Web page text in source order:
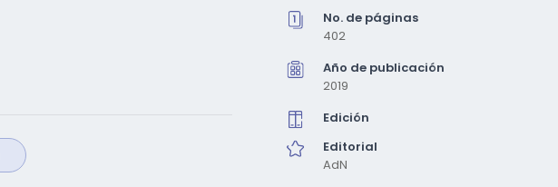
No. de páginas
402
Año de publicación
2019
Edición
Editorial
AdN